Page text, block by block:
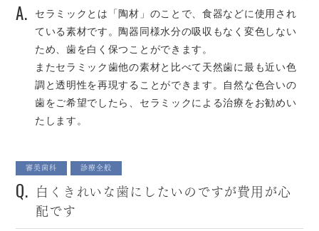
A.
セラミックとは「陶材」のことで、食器などに使用され
ている素材です。陶器同様水分の吸収もなく変色しない
ため、歯を白く保つことができます。
またセラミック歯他の素材と比べて天然歯に最も近い色
調と透明性を再現することができます。自然な色合いの
歯をご希望でしたら、セラミックによる治療をお勧めい
たします。
審美歯科 診療全般
Q.
白くきれいな歯にしたいのですが費用が心
配です